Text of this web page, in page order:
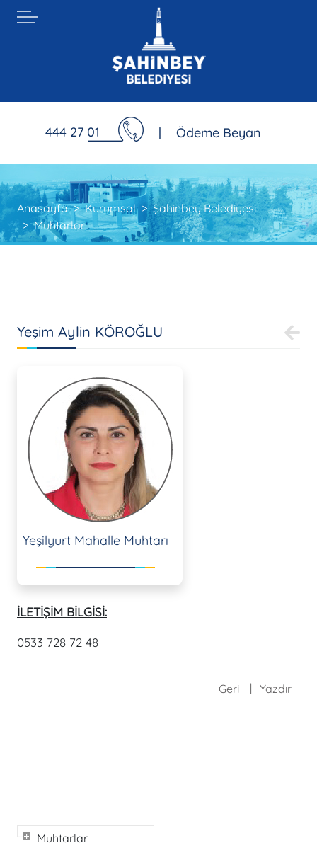
444 27 01 | Ödeme Beyan
Anasayfa Kurumsal
Şahinbey Belediyesi
Muhtarlar
Yeşim Aylin KÖROĞLU
Yeşilyurt Mahalle Muhtarı
İLETİŞİM BİLGİSİ:
0533 728 72 48
Geri Yazdır
Muhtarlar